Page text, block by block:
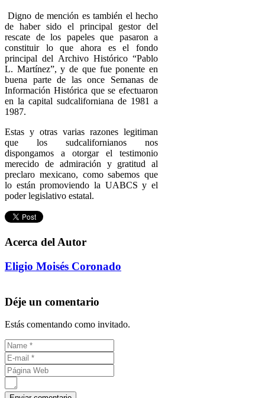
Digno de mención es también el hecho
de haber sido el principal gestor del
rescate de los papeles que pasaron a
constituir lo que ahora es el fondo
principal del Archivo Histórico “Pablo
L. Martínez”, y de que fue ponente en
buena parte de las once Semanas de
Información Histórica que se efectuaron
en la capital sudcaliforniana de 1981 a
1987.
Estas y otras varias razones legitiman
que los sudcalifornianos nos
dispongamos a otorgar el testimonio
merecido de admiración y gratitud al
preclaro mexicano, como sabemos que
lo están promoviendo la UABCS y el
poder legislativo estatal.
Acerca del Autor
Eligio Moisés Coronado
Déje un comentario
Estás comentando como invitado.